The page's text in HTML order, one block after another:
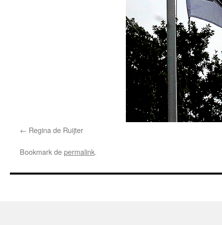
Regina de Ruijter
Bookmark depermalink.